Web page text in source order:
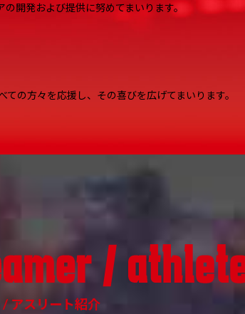
開発および提供に努めてまいります。
の方々を応援し、その喜びを広げてまいります。
アスリート紹介